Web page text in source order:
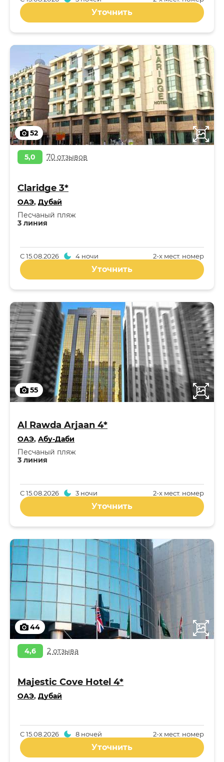
Уточнить
52
5,0 70 отзывов
Claridge 3*
ОАЭ, Дубай
3 линия
Песчаный пляж
2-x мест. номер
С15.08.2026 4 ночи
Уточнить
55
Al Rawda Arjaan 4*
ОАЭ, Абу-Даби
3 линия
Песчаный пляж
2-x мест. номер
С15.08.2026 3 ночи
Уточнить
44
4,6 2 отзыва
Majestic Cove Hotel 4*
ОАЭ, Дубай
2-x мест. номер
С15.08.2026 8 ночей
Уточнить